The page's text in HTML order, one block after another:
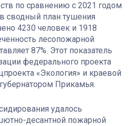
по сравнению с 2021 годом
сводный план тушения
4230 человек и 1918
лесопожарной
87%. Этот показатель
федерального проекта
«Экология» и краевой
Прикамья.
удалось
десантной пожарной